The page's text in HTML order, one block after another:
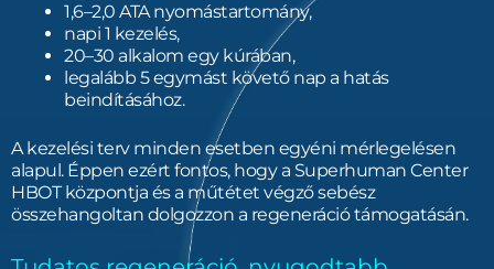
1,6–2,0 ATA nyomástartomány,
napi 1 kezelés,
20–30 alkalom egy kúrában,
legalább 5 egymást követő nap a hatás
beindításához.
A kezelési terv minden esetben egyéni mérlegelésen
alapul. Éppen ezért fontos, hogy a Superhuman Center
HBOT központja és a műtétet végző sebész
összehangoltan dolgozzon a regeneráció támogatásán.